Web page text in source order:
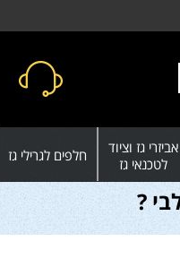
אביזרי גז וציוד
לטכנאי גז
חלפים לגרילי גז
?